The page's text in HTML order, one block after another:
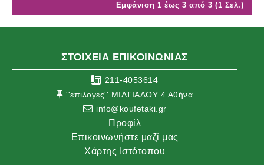
Εμφάνιση 1 έως 3 από 3 (1 Σελ.)
ΣΤΟΙΧΕΙΑ ΕΠΙΚΟΙΝΩΝΙΑΣ
211-4053614
''επιλογες'' ΜΙΛΤΙΑΔΟΥ 4 Αθήνα
info@koufetaki.gr
Προφίλ
Επικοινωνήστε μαζί μας
Χάρτης Ιστότοπου